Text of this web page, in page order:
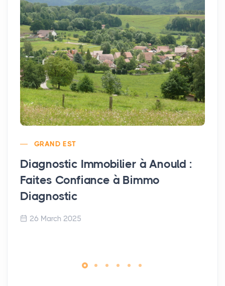
GRAND EST
Diagnostic Immobilier à Anould :
Faites Confiance à Bimmo
Diagnostic
26 March 2025